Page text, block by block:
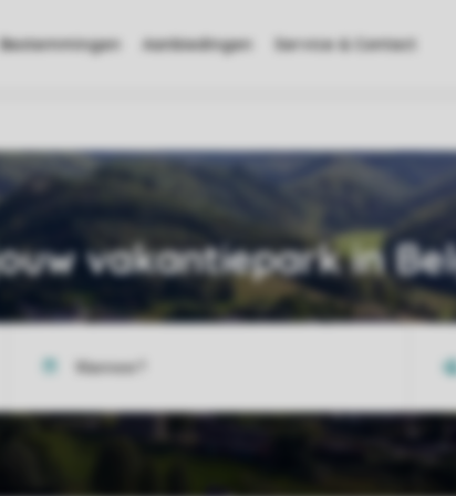
Bestemmingen Aanbiedingen Service & Contact